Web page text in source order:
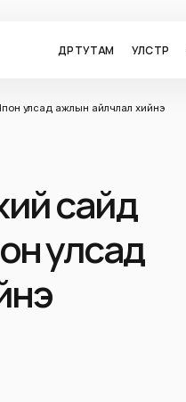
ӨДӨР ТУТАМ УЛС ТӨР
улсад ажлын айлчлал хийнэ
сайд
улсад